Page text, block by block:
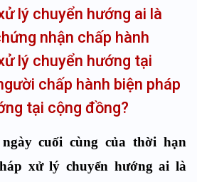
lý chuyển hướng ai là
nhận chấp hành
lý chuyển hướng tại
chấp hành biện pháp
tại cộng đồng?
cuối cùng của thời hạn
xử lý chuyển hướng ai là